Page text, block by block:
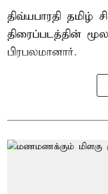
திவ்யபாரதி தமிழ்
திரைப்படத்தின்
பிரபலமானார்.